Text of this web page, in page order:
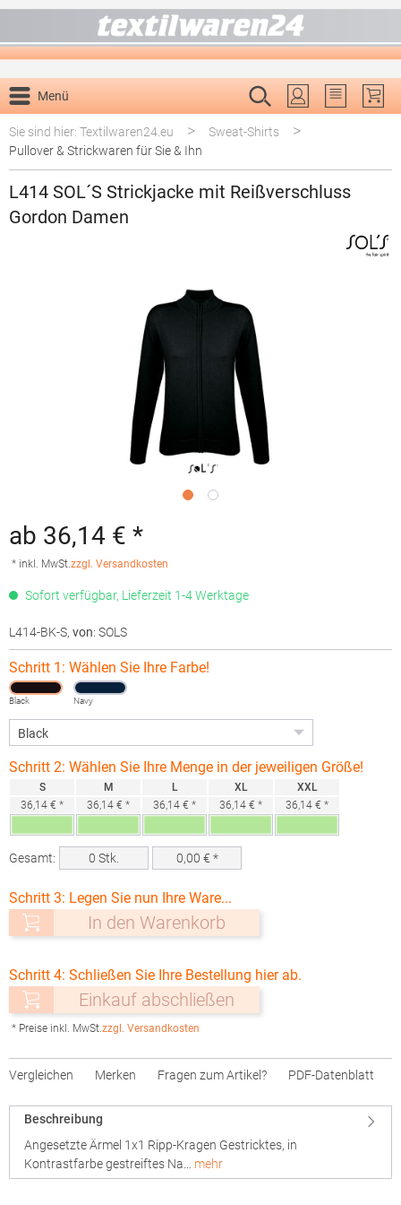
Menü
Du hast 0
Sie sind hier: Textilwaren24.eu
> Sweat-Shirts >
Pullover & Strickwaren für Sie & Ihn
L414 SOL´S Strickjacke mit Reißverschluss
Gordon Damen
ab 36,14 € *
* inkl. MwSt.zzgl. Versandkosten
Sofort verfügbar, Lieferzeit 1-4 Werktage
L414-BK-S, von: SOLS
Schritt 1: Wählen Sie Ihre Farbe!
Black Navy
Schritt 2: Wählen Sie Ihre Menge in der jeweiligen Größe!
S
36,14 € *
M
36,14 € *
L
36,14 € *
XL
36,14 € *
XXL
36,14 € *
Gesamt: 0 Stk. 0,00 € *
Schritt 3: Legen Sie nun Ihre Ware...
In den Warenkorb
Schritt 4: Schließen Sie Ihre Bestellung hier ab.
Einkauf abschließen
* Preise inkl. MwSt.zzgl. Versandkosten
Vergleichen Merken Fragen zum Artikel? PDF-Datenblatt
Beschreibung
Angesetzte Ärmel 1x1 Ripp-Kragen Gestricktes, in
Kontrastfarbe gestreiftes Na… mehr